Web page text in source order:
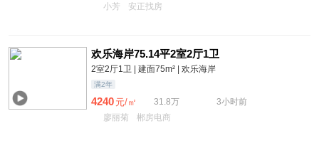
小芳
安正找房
欢乐海岸75.14平2室2厅1卫
2室2厅1卫 | 建面75m² | 欢乐海岸
满2年
4240 元/㎡ 31.8万
3小时前
廖丽菊
郴房电商